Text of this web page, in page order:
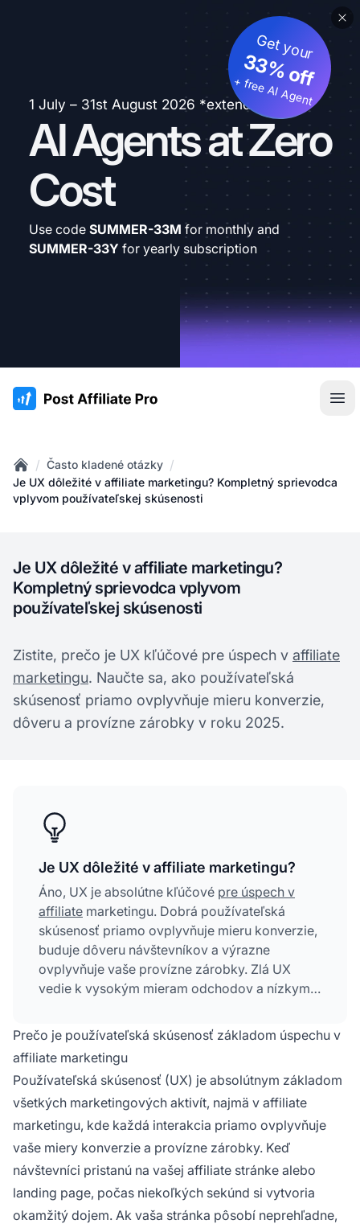
1 July – 31st August 2026 *extended
AI Agents at Zero
Cost
Get your
33% off
+ free AI Agent
Use code SUMMER-33M for monthly and
SUMMER-33Y for yearly subscription
:site.title
Home
/ Často kladené otázky /
Je UX dôležité v affiliate marketingu? Kompletný sprievodca
vplyvom používateľskej skúsenosti
Je UX dôležité v affiliate marketingu?
Kompletný sprievodca vplyvom
používateľskej skúsenosti
Zistite, prečo je UX kľúčové pre úspech v affiliate
marketingu. Naučte sa, ako používateľská
skúsenosť priamo ovplyvňuje mieru konverzie,
dôveru a provízne zárobky v roku 2025.
Je UX dôležité v affiliate marketingu?
Áno, UX je absolútne kľúčové pre úspech v
affiliate marketingu. Dobrá používateľská
skúsenosť priamo ovplyvňuje mieru konverzie,
buduje dôveru návštevníkov a výrazne
ovplyvňuje vaše provízne zárobky. Zlá UX
vedie k vysokým mieram odchodov a nízkym
Prečo je používateľská skúsenosť základom úspechu v
affiliate marketingu
Používateľská skúsenosť (UX) je absolútnym základom
všetkých marketingových aktivít, najmä v affiliate
marketingu, kde každá interakcia priamo ovplyvňuje
vaše miery konverzie a provízne zárobky. Keď
návštevníci pristanú na vašej affiliate stránke alebo
landing page, počas niekoľkých sekúnd si vytvoria
okamžitý dojem. Ak vaša stránka pôsobí neprehľadne,